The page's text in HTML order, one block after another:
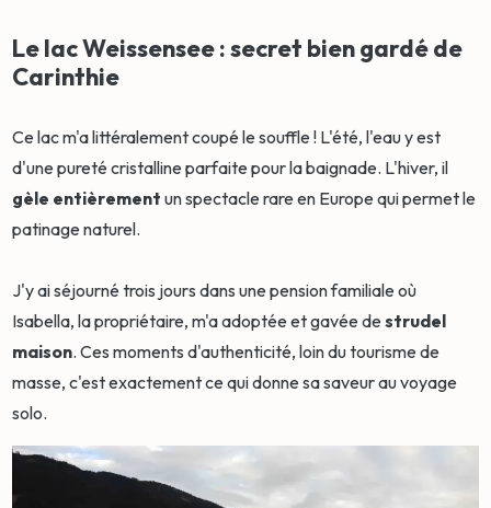
Le lac Weissensee : secret bien gardé de
Carinthie
Ce lac m'a littéralement coupé le souffle ! L'été, l'eau y est
d'une pureté cristalline parfaite pour la baignade. L'hiver, il
gèle entièrement un spectacle rare en Europe qui permet le
patinage naturel.
J'y ai séjourné trois jours dans une pension familiale où
Isabella, la propriétaire, m'a adoptée et gavée destrudel
maison. Ces moments d'authenticité, loin du tourisme de
masse, c'est exactement ce qui donne sa saveur au voyage
solo.